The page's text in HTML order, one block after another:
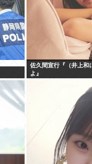
佐久間宣行『（井上和
よ』